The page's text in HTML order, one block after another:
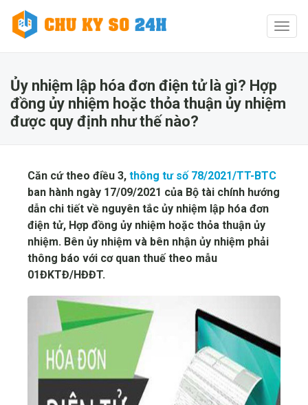
Ủy nhiệm lập hóa đơn điện tử là gì? Hợp
đồng ủy nhiệm hoặc thỏa thuận ủy nhiệm
được quy định như thế nào?
Căn cứ theo điều 3, thông tư số 78/2021/TT-BTC
ban hành ngày 17/09/2021 của Bộ tài chính hướng
dẫn chi tiết về nguyên tắc ủy nhiệm lập hóa đơn
điện tử, Hợp đồng ủy nhiệm hoặc thỏa thuận ủy
nhiệm. Bên ủy nhiệm và bên nhận ủy nhiệm phải
thông báo với cơ quan thuế theo mẫu
01ĐKTĐ/HĐĐT.